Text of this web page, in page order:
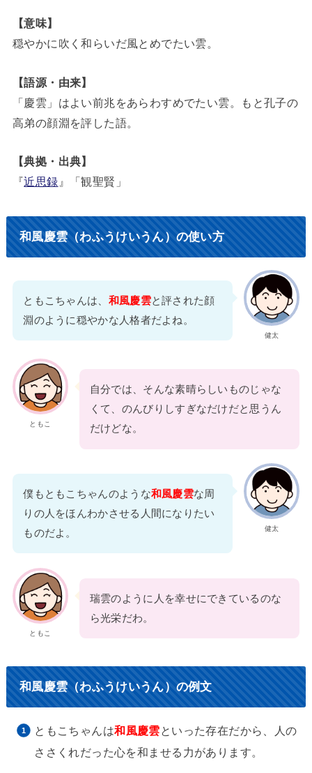
【意味】
穏やかに吹く和らいだ風とめでたい雲。
【語源・由来】
「慶雲」はよい前兆をあらわすめでたい雲。もと孔子の
高弟の顔淵を評した語。
【典拠・出典】
『近思録 』「観聖賢」
和風慶雲（わふうけいうん）の使い方
健太
ともこちゃんは、 和風慶雲と評された顔
淵のように穏やかな人格者だよね。
ともこ
自分では、そんな素晴らしいものじゃな
くて、のんびりしすぎなだけだと思うん
だけどな。
健太
僕もともこちゃんのような和風慶雲な周
りの人をほんわかさせる人間になりたい
ものだよ。
ともこ
瑞雲のように人を幸せにできているのな
ら光栄だわ。
和風慶雲（わふうけいうん）の例文
ともこちゃんは和風慶雲といった存在だから、人の
ささくれだった心を和ませる力があります。